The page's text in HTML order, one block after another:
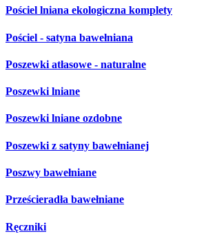
Pościel lniana ekologiczna komplety
Pościel - satyna bawełniana
Poszewki atłasowe - naturalne
Poszewki lniane
Poszewki lniane ozdobne
Poszewki z satyny bawełnianej
Poszwy bawełniane
Prześcieradła bawełniane
Ręczniki